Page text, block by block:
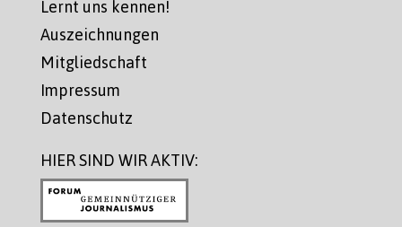
Lernt uns kennen!
Auszeichnungen
Mitgliedschaft
Impressum
Datenschutz
HIER SIND WIR AKTIV: